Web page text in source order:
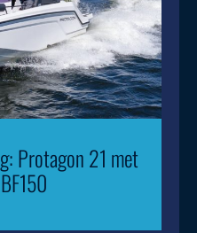
Protagon 21 met